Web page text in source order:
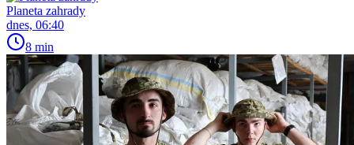
Planeta zahrady
dnes, 06:40
8 min